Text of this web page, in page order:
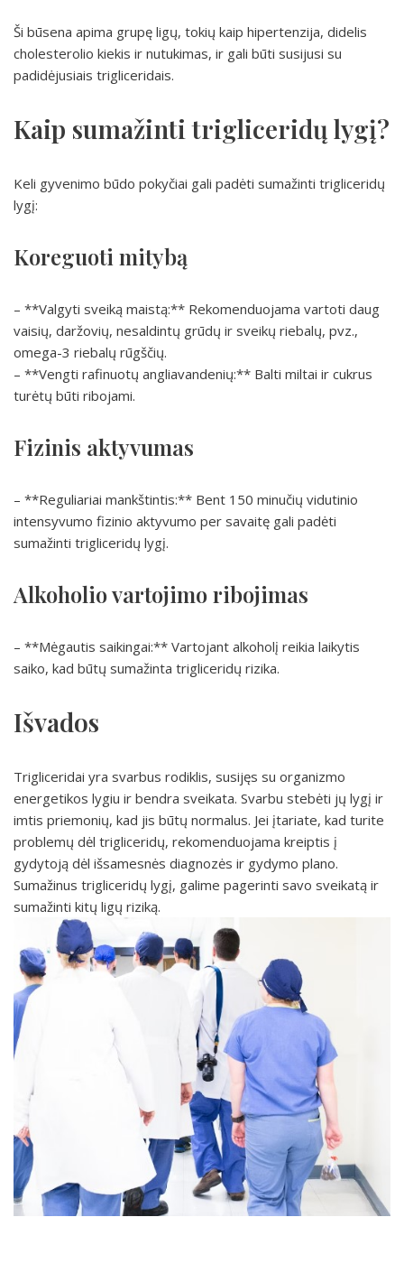
Ši būsena apima grupę ligų, tokių kaip hipertenzija, didelis
cholesterolio kiekis ir nutukimas, ir gali būti susijusi su
padidėjusiais trigliceridais.
Kaip sumažinti trigliceridų lygį?
Keli gyvenimo būdo pokyčiai gali padėti sumažinti trigliceridų
lygį:
Koreguoti mitybą
– **Valgyti sveiką maistą:** Rekomenduojama vartoti daug
vaisių, daržovių, nesaldintų grūdų ir sveikų riebalų, pvz.,
omega-3 riebalų rūgščių.
– **Vengti rafinuotų angliavandenių:** Balti miltai ir cukrus
turėtų būti ribojami.
Fizinis aktyvumas
– **Reguliariai mankštintis:** Bent 150 minučių vidutinio
intensyvumo fizinio aktyvumo per savaitę gali padėti
sumažinti trigliceridų lygį.
Alkoholio vartojimo ribojimas
– **Mėgautis saikingai:** Vartojant alkoholį reikia laikytis
saiko, kad būtų sumažinta trigliceridų rizika.
Išvados
Trigliceridai yra svarbus rodiklis, susijęs su organizmo
energetikos lygiu ir bendra sveikata. Svarbu stebėti jų lygį ir
imtis priemonių, kad jis būtų normalus. Jei įtariate, kad turite
problemų dėl trigliceridų, rekomenduojama kreiptis į
gydytoją dėl išsamesnės diagnozės ir gydymo plano.
Sumažinus trigliceridų lygį, galime pagerinti savo sveikatą ir
sumažinti kitų ligų riziką.